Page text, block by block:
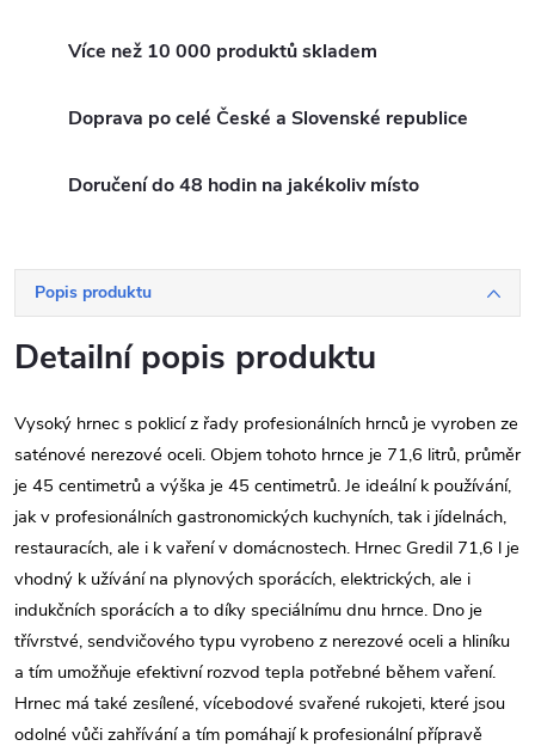
Více než 10 000 produktů skladem
Doprava po celé České a Slovenské republice
Doručení do 48 hodin na jakékoliv místo
Popis produktu
Detailní popis produktu
Vysoký hrnec s poklicí z řady profesionálních hrnců je vyroben ze
saténové nerezové oceli. Objem tohoto hrnce je 71,6 litrů, průměr
je 45 centimetrů a výška je 45 centimetrů. Je ideální k používání,
jak v profesionálních gastronomických kuchyních, tak i jídelnách,
restauracích, ale i k vaření v domácnostech. Hrnec Gredil 71,6 l je
vhodný k užívání na plynových sporácích, elektrických, ale i
indukčních sporácích a to díky speciálnímu dnu hrnce. Dno je
třívrstvé, sendvičového typu vyrobeno z nerezové oceli a hliníku
a tím umožňuje efektivní rozvod tepla potřebné během vaření.
Hrnec má také zesílené, vícebodové svařené rukojeti, které jsou
odolné vůči zahřívání a tím pomáhají k profesionální přípravě